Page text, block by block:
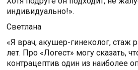
индивидуально!».
Светлана
«Я врач, акушер-гинеколог, стаж
лет. Про «Логест» могу сказать,
контрацептив один из наиболее